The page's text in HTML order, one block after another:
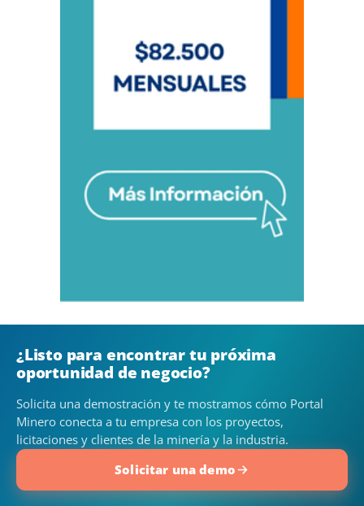
¿Listo para encontrar tu próxima
oportunidad de negocio?
Solicita una demostración y te mostramos cómo Portal
Minero conecta a tu empresa con los proyectos,
licitaciones y clientes de la minería y la industria.
Solicitar una demo